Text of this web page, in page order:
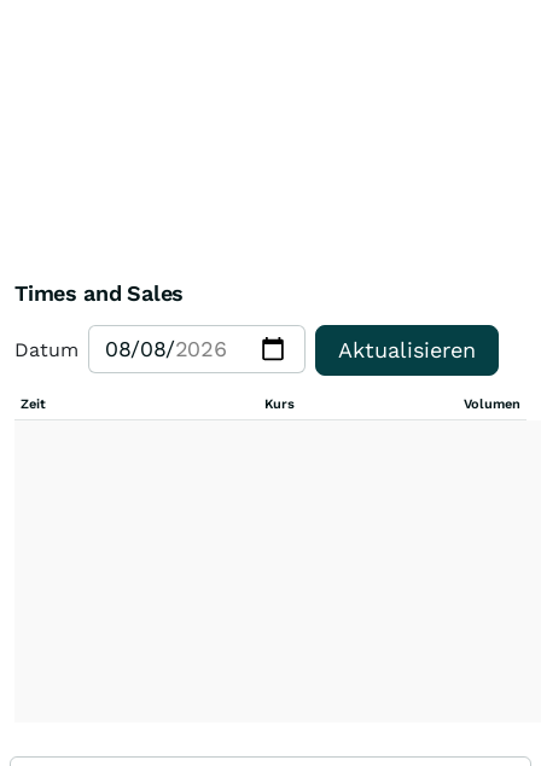
Times and Sales
Datum Aktualisieren
Zeit Kurs Volumen